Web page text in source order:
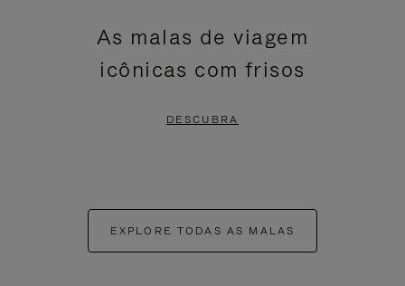
As malas de viagem
icônicas com frisos
DESCUBRA
EXPLORE TODAS AS MALAS